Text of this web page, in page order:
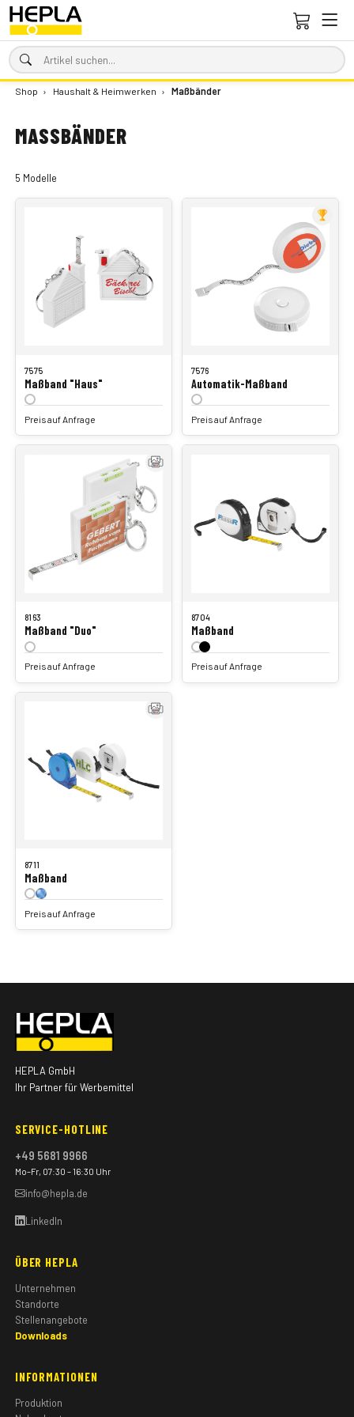
Shop › Haushalt & Heimwerken › Maßbänder
MASSBÄNDER
5 Modelle
7575
Maßband "Haus"
Preis auf Anfrage
7576
Automatik-Maßband
Preis auf Anfrage
8163
Maßband "Duo"
Preis auf Anfrage
8704
Maßband
Preis auf Anfrage
8711
Maßband
Preis auf Anfrage
HEPLA GmbH
Ihr Partner für Werbemittel
SERVICE-HOTLINE
+49 5681 9966
Mo–Fr, 07:30 – 16:30 Uhr
info@hepla.de
LinkedIn
ÜBER HEPLA
Unternehmen
Standorte
Stellenangebote
Downloads
INFORMATIONEN
Produktion